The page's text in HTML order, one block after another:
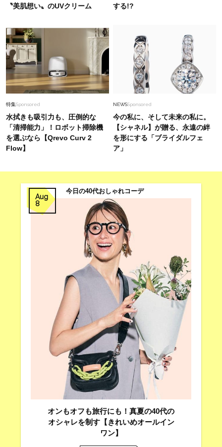
〝美肌想い〟のUVクリーム
する!?
特集Sponsored
水拭きも吸引力も、圧倒的な
「清掃能力」！ロボット掃除機
を選ぶなら【Qrevo Curv 2
Flow】
NEWSSponsored
今の私に、そして未来の私に。
【シャネル】が贈る、永遠の絆
を形にする「ブライダルフェ
ア」
Aug
8
今日の40代おしゃれコーデ
オンもオフも旅行にも！真夏の40代の
オシャレを制す【きれいめオールイン
ワン】